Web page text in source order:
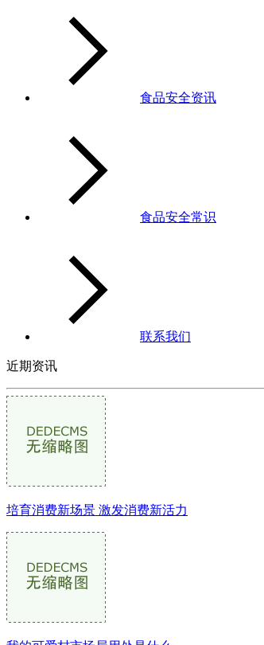
食品安全资讯
食品安全常识
联系我们
近期资讯
培育消费新场景 激发消费新活力